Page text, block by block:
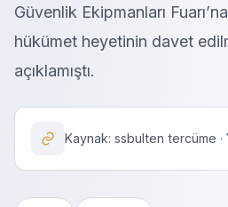
Güvenlik Ekipmanları
hükümet heyetinin davet
açıklamıştı.
Kaynak: ssbulten tercüme ·